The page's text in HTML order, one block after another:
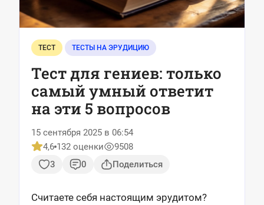
ТЕСТ ТЕСТЫ НА ЭРУДИЦИЮ
Тест для гениев: только
самый умный ответит
на эти 5 вопросов
15 сентября 2025 в 06:54
4,6 132 оценки
9508
3
0 Поделиться
Считаете себя настоящим эрудитом?